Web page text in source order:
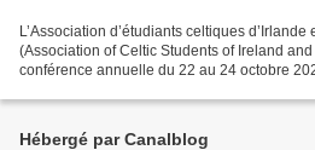
L’Association d’étudiants celtiques
(Association of Celtic Students of Ireland
conférence annuelle du 22 au 24 octobre
Hébergé par Canalblog